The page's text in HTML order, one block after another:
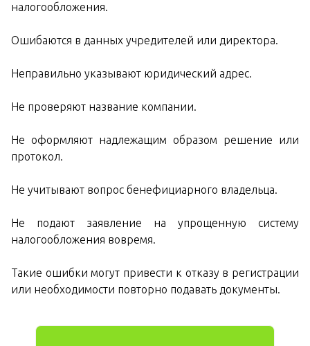
налогообложения.
Ошибаются в данных учредителей или директора.
Неправильно указывают юридический адрес.
Не проверяют название компании.
Не оформляют надлежащим образом решение или
протокол.
Не учитывают вопрос бенефициарного владельца.
Не подают заявление на упрощенную систему
налогообложения вовремя.
Такие ошибки могут привести к отказу в регистрации
или необходимости повторно подавать документы.